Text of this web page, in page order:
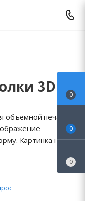
3D
объёмной печати.
Картинка не
0
0
0